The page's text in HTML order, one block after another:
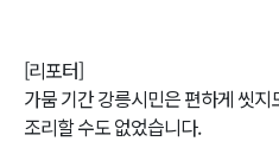
[리포터]
가뭄 기간 강릉시민은 편하게 씻지
조리할 수도 없었습니다.